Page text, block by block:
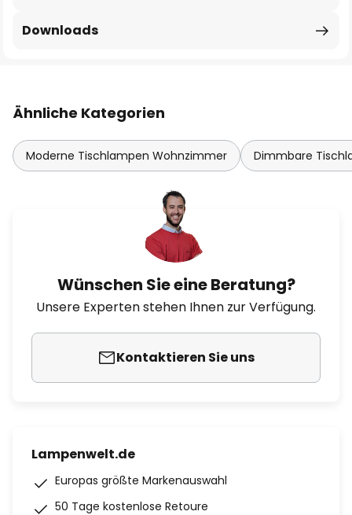
Downloads
Ähnliche Kategorien
Moderne Tischlampen Wohnzimmer Dimmbare
Wünschen Sie eine Beratung?
Unsere Experten stehen Ihnen zur Verfügung.
Kontaktieren Sie uns
Lampenwelt.de
Europas größte Markenauswahl
50 Tage kostenlose Retoure